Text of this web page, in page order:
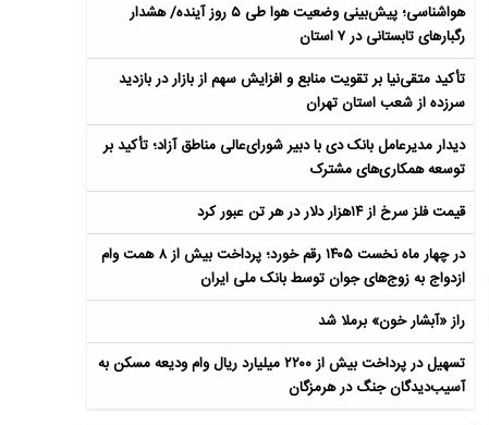
هواشناسی؛ پیش‌بینی وضعیت هوا طی ۵ روز آینده/ هشدار
رگبارهای تابستانی در ۷ استان
تأکید متقی‌نیا بر تقویت منابع و افزایش سهم از بازار در بازدید
سرزده از شعب استان تهران
دیدار مدیرعامل بانک دی با دبیر شورای‌عالی مناطق آزاد؛ تأکید بر
توسعه همکاری‌های مشترک
قیمت فلز سرخ از ۱۴هزار دلار در هر تن عبور کرد
در چهار ماه نخست ۱۴۰۵ رقم خورد؛ پرداخت بیش از ۸ همت وام
ازدواج به زوج‌های جوان توسط بانک ملی ایران
راز «آبشار خون» برملا شد
تسهیل در پرداخت بیش از ۲۲۰۰ میلیارد ریال وام ودیعه مسکن به
آسیب‌دیدگان جنگ در هرمزگان